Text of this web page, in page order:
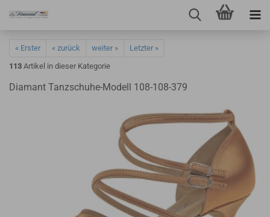
« Erster « zurück weiter »
Letzter »
113 Artikel in dieser Kategorie
Diamant Tanzschuhe-Modell 108-108-379